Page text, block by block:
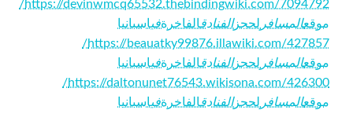
https://devinwmcq65532.thebindingwiki.com/7094792/
موقعالمسافر لحجزالفنادقالفاخرةفياسبانيا
https://beauatky99876.illawiki.com/427857/
موقعالمسافر لحجزالفنادقالفاخرةفياسبانيا
https://daltonunet76543.wikisona.com/426300/
موقعالمسافر لحجزالفنادقالفاخرةفياسبانيا